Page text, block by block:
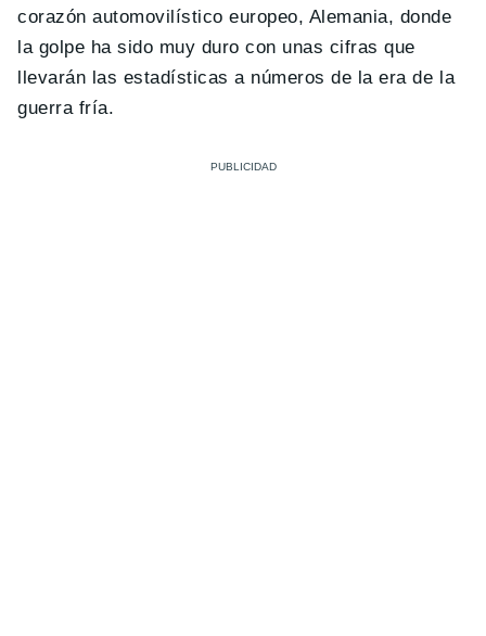
corazón automovilístico europeo, Alemania, donde
la golpe ha sido muy duro con unas cifras que
llevarán las estadísticas a números de la era de la
guerra fría.